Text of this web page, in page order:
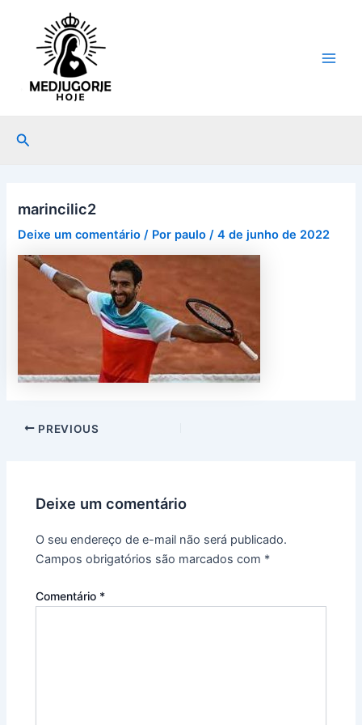
conteúdo
Pesquisar
marincilic2
Deixe um comentário / Por paulo/4 de junho de 2022
navigation
PREVIOUS
Deixe um comentário
O seu endereço de e-mail não será publicado.
Campos obrigatórios são marcados com *
Comentário *